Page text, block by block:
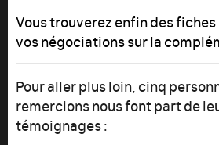
Vous trouverez enfin des
vos négociations sur la
Pour aller plus loin, cinq
remercions nous font part de
témoignages :